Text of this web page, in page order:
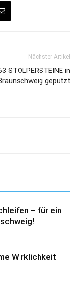
Nächster Artikel
STOLPERSTEINE in
geputzt
– für ein
Wirklichkeit